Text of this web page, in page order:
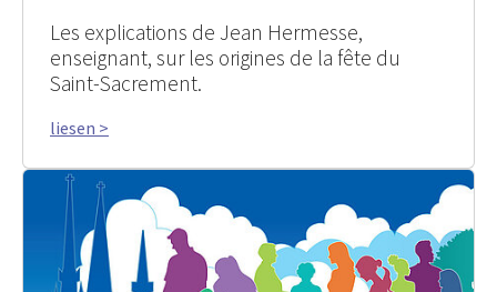
Les explications de Jean Hermesse,
enseignant, sur les origines de la fête du
Saint-Sacrement.
liesen >